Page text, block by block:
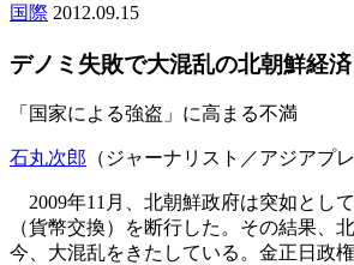
国際 2012.09.15
デノミ失敗で大混乱の北朝鮮経済
「国家による強盗」に高まる不満
石丸次郎 （ジャーナリスト／アジアプレ
2009年11月、北朝鮮政府は突如とし
（貨幣交換）を断行した。その結果、
今、大混乱をきたしている。金正日政